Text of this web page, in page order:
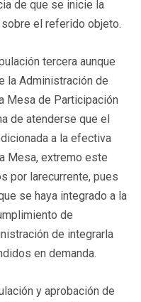
de que se inicie la
el referido objeto.
tercera aunque
la Administración de
Mesa de Participación
de atenderse que el
a la efectiva
Mesa, extremo este
por larecurrente, pues
se haya integrado a la
de
de integrarla
en demanda.
y aprobación de